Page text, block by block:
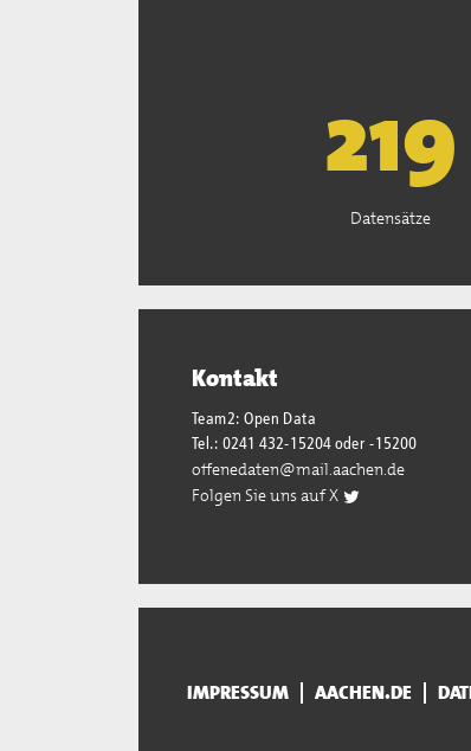
222
Datensätze
Kontakt
Team2: Open Data
Tel.: 0241 432-15204 oder -15200
offenedaten@mail.aachen.de
Folgen Sie uns auf X
IMPRESSUM AACHEN.DE